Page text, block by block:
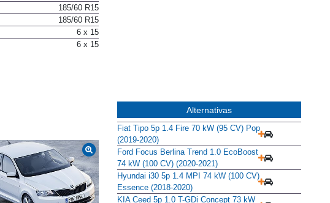
10,2 m
185/60 R15
185/60 R15
6 x 15
Alternativas
Fiat Tipo 5p 1.4 Fire 70 kW (95 CV) Pop
(2019-2020)
Ford Focus Berlina Trend 1.0 EcoBoost
74 kW (100 CV) (2020-2021)
Hyundai i30 5p 1.4 MPI 74 kW (100 CV)
Essence (2018-2020)